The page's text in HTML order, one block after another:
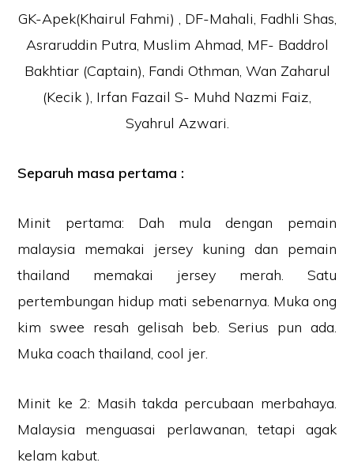
GK-Apek(Khairul Fahmi) , DF-Mahali, Fadhli Shas,
Asraruddin Putra, Muslim Ahmad, MF- Baddrol
Bakhtiar (Captain), Fandi Othman, Wan Zaharul
(Kecik ), Irfan Fazail S- Muhd Nazmi Faiz,
Syahrul Azwari.
Separuh masa pertama :
Minit pertama: Dah mula dengan pemain
malaysia memakai jersey kuning dan pemain
thailand memakai jersey merah. Satu
pertembungan hidup mati sebenarnya. Muka ong
kim swee resah gelisah beb. Serius pun ada.
Muka coach thailand, cool jer.
Minit ke 2: Masih takda percubaan merbahaya.
Malaysia menguasai perlawanan, tetapi agak
kelam kabut.